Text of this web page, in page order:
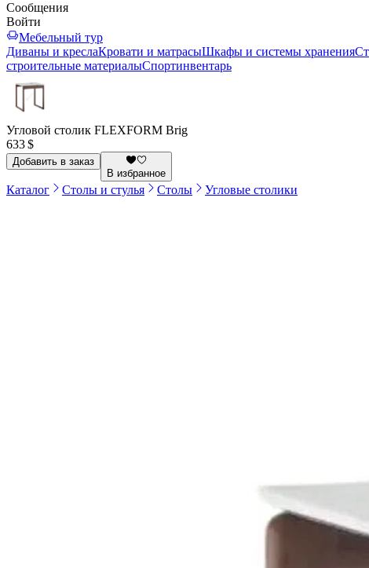
Сообщения
Войти
Мебельный тур
Диваны и креслаКровати и матрасыШкафы и системы хранения
строительные материалыСпортинвентарь
Угловой столик FLEXFORM Brig
633 $
Добавить в заказ
В избранное
Каталог Столы и стулья Столы Угловые столики